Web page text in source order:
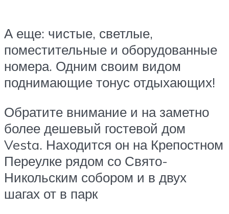
А еще: чистые, светлые,
поместительные и оборудованные
номера. Одним своим видом
поднимающие тонус отдыхающих!
Обратите внимание и на заметно
более дешевый гостевой дом
Vesta. Находится он на Крепостном
Переулке рядом со Свято-
Никольским собором и в двух
шагах от в парк